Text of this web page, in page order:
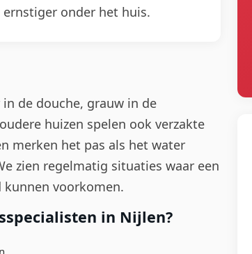
onder het huis.
de douche, grauw in de
huizen spelen ook verzakte
merken het pas als het water
zien regelmatig situaties waar een
kunnen voorkomen.
in Nijlen?